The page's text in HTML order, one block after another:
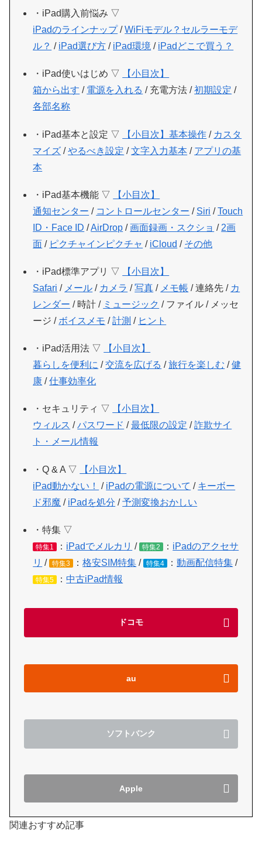
・iPad購入前悩み ▽
iPadのラインナップ/WiFiモデル？セルラーモデ
ル？ / iPad選び方 / iPad環境 / iPadどこで買う？
・iPad使いはじめ ▽
【小目次】
箱から出す / 電源を入れる / 充電方法 /初期設定 /
各部名称
・iPad基本と設定 ▽ 【小目次】基本操作 / カスタ
マイズ /やるべき設定 /文字入力基本 / アプリの基
本
・iPad基本機能 ▽
【小目次】
通知センター / コントロールセンター / Siri /Touch
ID・Face ID /AirDrop /画面録画・スクショ / 2画
面 / ピクチャインピクチャ / iCloud / その他
・iPad標準アプリ ▽
【小目次】
Safari / メール / カメラ /写真 / メモ帳 / 連絡先 / カ
レンダー / 時計 / ミュージック / ファイル / メッセ
ージ / ボイスメモ /計測 / ヒント
・iPad活用法 ▽
【小目次】
暮らしを便利に /交流を広げる /旅行を楽しむ /健
康 /仕事効率化
・セキュリティ ▽
【小目次】
ウィルス /パスワード /最低限の設定 /詐欺サイ
ト・メール情報
・Q & A ▽
【小目次】
iPad動かない！
/ iPadの電源について / キーボー
ド邪魔 / iPadを処分 /予測変換おかしい
・特集 ▽
特集1 ： iPadでメルカリ / 特集2 ： iPadのアクセサ
リ / 特集3 ：格安SIM特集 / 特集4 ：動画配信特集 /
特集5 ：中古iPad情報
ドコモ
au
ソフトバンク
Apple
関連おすすめ記事